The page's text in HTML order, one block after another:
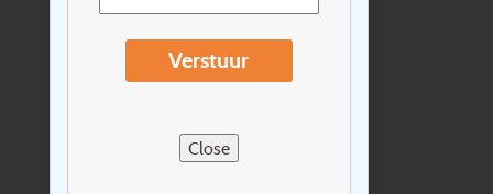
Verstuur
Close
Reisvoorwaarden
Sitemap